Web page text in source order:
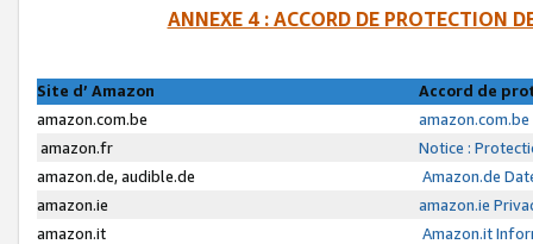
ANNEXE 4 : ACCORD DE PROTECTION
Site d’ Amazon
Accord de
amazon.com.be
amazon.fr
Notice :
amazon.de, audible.de
Amazon.de
amazon.ie
amazon.ie
amazon.it
Amazon.it